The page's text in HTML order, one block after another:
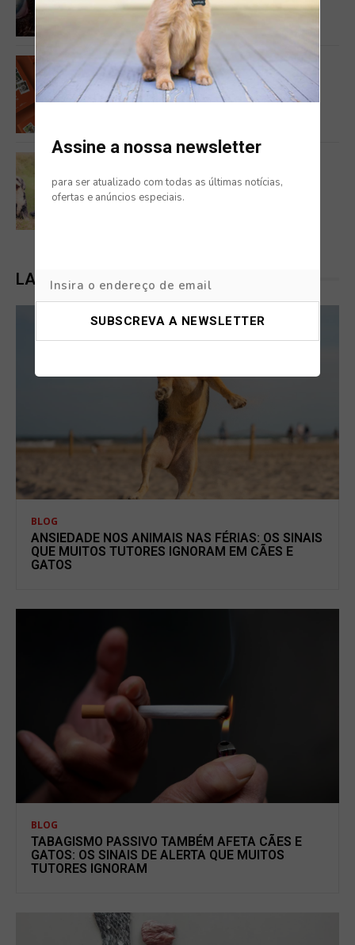
ALERTA: ESTUDO REVELA PRESSÃO
CRESCENTE NA PROFISSÃO
SEM CATEGORIA
AGENDA SOLIDÁRIA 2026
APPS DE TREINO CANINO: AS 5
MELHORES APLICAÇÕES – GUIA
LATEST POSTS
BLOG
ANSIEDADE NOS ANIMAIS NAS FÉRIAS: OS SINAIS
QUE MUITOS TUTORES IGNORAM EM CÃES E
GATOS
BLOG
TABAGISMO PASSIVO TAMBÉM AFETA CÃES E
GATOS: OS SINAIS DE ALERTA QUE MUITOS
TUTORES IGNORAM
Assine a nossa newsletter
para ser atualizado com todas as últimas notícias,
ofertas e anúncios especiais.